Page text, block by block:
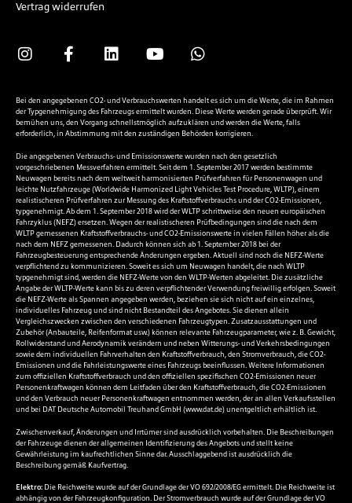
Vertrag widerrufen
Bei den angegebenen CO2- und Verbrauchswerten handelt es sich um die Werte, die im Rahmen
der Typgenehmigung des Fahrzeugs ermittelt wurden. Diese Werte werden gerade überprüft. Wir
bemühen uns, den Vorgang schnellstmöglich aufzuklären und werden die Werte, falls
erforderlich, in Abstimmung mit den zuständigen Behörden korrigieren.
Die angegebenen Verbrauchs- und Emissionswerte wurden nach den gesetzlich
vorgeschriebenen Messverfahren ermittelt. Seit dem 1. September 2017 werden bestimmte
Neuwagen bereits nach dem weltweit harmonisierten Prüfverfahren für Personenwagen und
leichte Nutzfahrzeuge (Worldwide Harmonized Light Vehicles Test Procedure, WLTP), einem
realistischeren Prüfverfahren zur Messung des Kraftstoffverbrauchs und der CO2-Emissionen,
typgenehmigt. Ab dem 1. September 2018 wird der WLTP schrittweise den neuen europäischen
Fahrzyklus (NEFZ) ersetzen. Wegen der realistischeren Prüfbedingungen sind die nach dem
WLTP gemessenen Kraftstoffverbrauchs- und CO2-Emissionswerte in vielen Fällen höher als die
nach dem NEFZ gemessenen. Dadurch können sich ab 1. September 2018 bei der
Fahrzeugbesteuerung entsprechende Änderungen ergeben. Aktuell sind noch die NEFZ-Werte
verpflichtend zu kommunizieren. Soweit es sich um Neuwagen handelt, die nach WLTP
typgenehmigt sind, werden die NEFZ-Werte von den WLTP-Werten abgeleitet. Die zusätzliche
Angabe der WLTP-Werte kann bis zu deren verpflichtender Verwendung freiwillig erfolgen. Soweit
die NEFZ-Werte als Spannen angegeben werden, beziehen sie sich nicht auf ein einzelnes,
individuelles Fahrzeug und sind nicht Bestandteil des Angebotes. Sie dienen allein
Vergleichszwecken zwischen den verschiedenen Fahrzeugtypen. Zusatzausstattungen und
Zubehör (Anbauteile, Reifenformat usw.) können relevante Fahrzeugparameter, wie z. B. Gewicht,
Rollwiderstand und Aerodynamik verändern und neben Witterungs- und Verkehrsbedingungen
sowie dem individuellen Fahrverhalten den Kraftstoffverbrauch, den Stromverbrauch, die CO2-
Emissionen und die Fahrleistungswerte eines Fahrzeugs beeinflussen. Weitere Informationen
zum offiziellen Kraftstoffverbrauch und den offiziellen spezifischen CO2-Emissionen neuer
Personenkraftwagen können dem Leitfaden über den Kraftstoffverbrauch, die CO2-Emissionen
und den Verbrauch neuer Personenkraftwagen entnommen werden, der an allen Verkaufsstellen
und bei DAT Deutsche Automobil Treuhand GmbH (www.dat.de) unentgeltlich erhältlich ist.
Zwischenverkauf, Änderungen und Irrtümer sind ausdrücklich vorbehalten. Die Beschreibungen
der Fahrzeuge dienen der allgemeinen Identifizierung des Angebots und stellt keine
Gewährleistung im kaufrechtlichen Sinne dar. Ausschlaggebend ist ausdrücklich die
Beschreibung gemäß Kaufvertrag.
Elektro: Die Reichweite wurde auf der Grundlage der VO 692/2008/EG ermittelt. Die Reichweite ist
abhängig von der Fahrzeugkonfiguration. Der Stromverbrauch wurde auf der Grundlage der VO